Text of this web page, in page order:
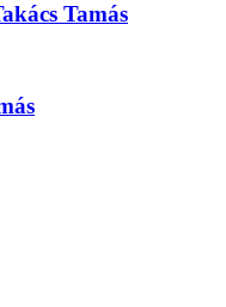
Tamás